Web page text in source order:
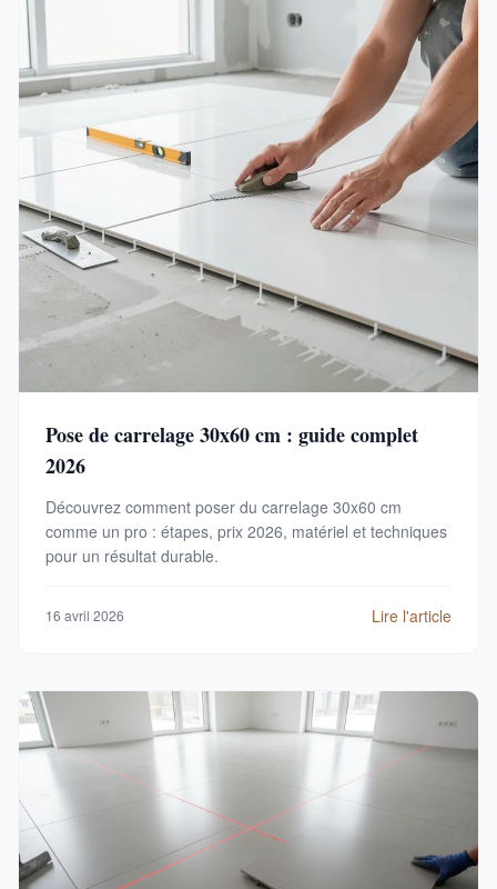
Pose de carrelage 30x60 cm : guide complet
2026
Découvrez comment poser du carrelage 30x60 cm
comme un pro : étapes, prix 2026, matériel et techniques
pour un résultat durable.
16 avril 2026 Lire l'article